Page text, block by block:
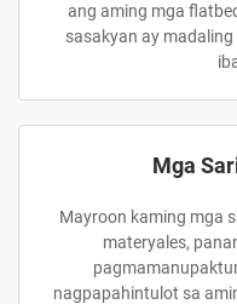
ang aming mga
sasakyan ay
Mga
Mayroon kaming mga
materyales,
nagpapahintulot sa